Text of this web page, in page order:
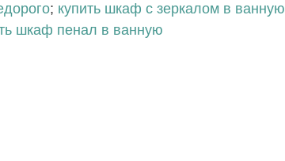
; купить шкаф с зеркалом в ванную
шкаф пенал в ванную